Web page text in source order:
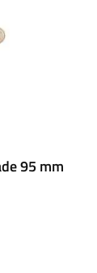
95 mm